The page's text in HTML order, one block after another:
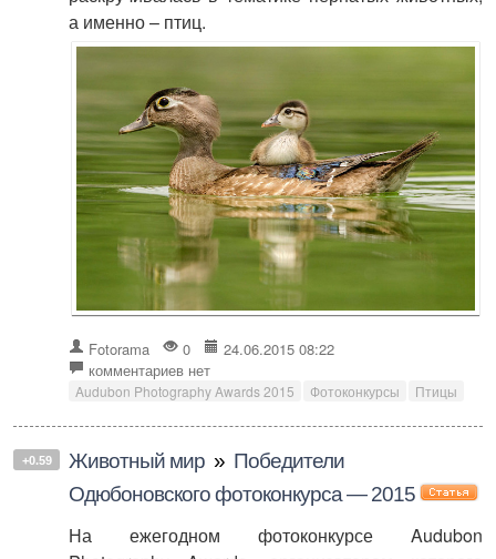
а именно – птиц.
Fotorama 0
24.06.2015 08:22
комментариев нет
Audubon Photography Awards 2015 Фотоконкурсы Птицы
+0.59 Животный мир » Победители
Одюбоновского фотоконкурса — 2015
На ежегодном фотоконкурсе Audubon